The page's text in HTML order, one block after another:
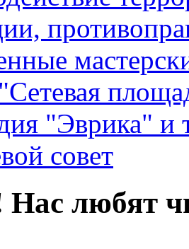
"Эврика" и
совет
Нас любят